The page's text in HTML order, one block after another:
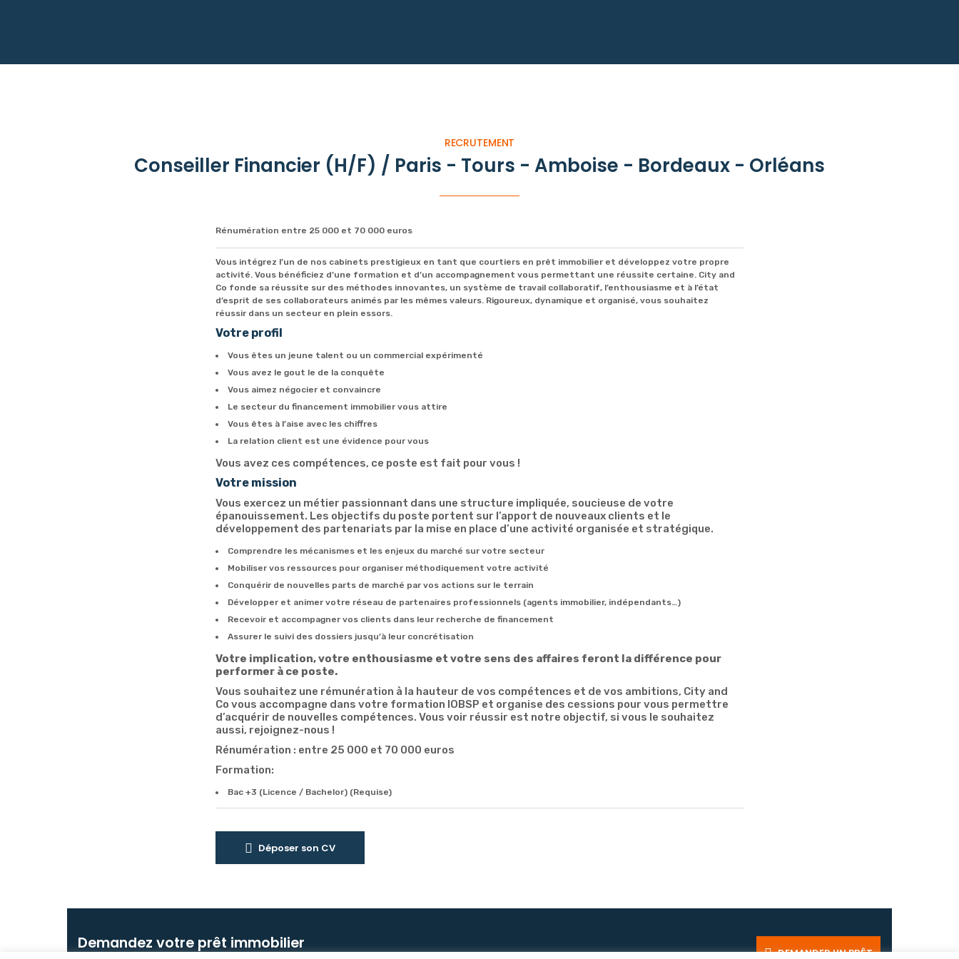
RECRUTEMENT
Conseiller Financier (H/F) / Paris - Tours - Amboise - Bordeaux - Orléans
Rénumération entre 25 000 et 70 000 euros
Vous intégrez l’un de nos cabinets prestigieux en tant que courtiers en prêt immobilier et développez votre propre
activité. Vous bénéficiez d’une formation et d’un accompagnement vous permettant une réussite certaine. City and
Co fonde sa réussite sur des méthodes innovantes, un système de travail collaboratif, l’enthousiasme et à l’état
d’esprit de ses collaborateurs animés par les mêmes valeurs. Rigoureux, dynamique et organisé, vous souhaitez
réussir dans un secteur en plein essors.
Votre profil
Vous êtes un jeune talent ou un commercial expérimenté
Vous avez le gout le de la conquête
Vous aimez négocier et convaincre
Le secteur du financement immobilier vous attire
Vous êtes à l’aise avec les chiffres
La relation client est une évidence pour vous
Vous avez ces compétences, ce poste est fait pour vous !
Votre mission
Vous exercez un métier passionnant dans une structure impliquée, soucieuse de votre
épanouissement. Les objectifs du poste portent sur l’apport de nouveaux clients et le
développement des partenariats par la mise en place d’une activité organisée et stratégique.
Comprendre les mécanismes et les enjeux du marché sur votre secteur
Mobiliser vos ressources pour organiser méthodiquement votre activité
Conquérir de nouvelles parts de marché par vos actions sur le terrain
Développer et animer votre réseau de partenaires professionnels (agents immobilier, indépendants…)
Recevoir et accompagner vos clients dans leur recherche de financement
Assurer le suivi des dossiers jusqu’à leur concrétisation
Votre implication, votre enthousiasme et votre sens des affaires feront la différence pour
performer à ce poste.
Vous souhaitez une rémunération à la hauteur de vos compétences et de vos ambitions, City and
Co vous accompagne dans votre formation IOBSP et organise des cessions pour vous permettre
d’acquérir de nouvelles compétences. Vous voir réussir est notre objectif, si vous le souhaitez
aussi, rejoignez-nous !
Rénumération : entre 25 000 et 70 000 euros
Formation:
Bac +3 (Licence / Bachelor) (Requise)
Déposer son CV
Demandez votre prêt immobilier
DEMANDER UN PRÊT